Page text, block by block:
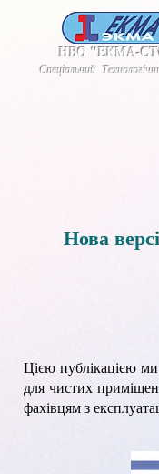
НВО "ЕКМА-
Спеціальний
Нова
Цією публікацією
для чистих
фахівцям з